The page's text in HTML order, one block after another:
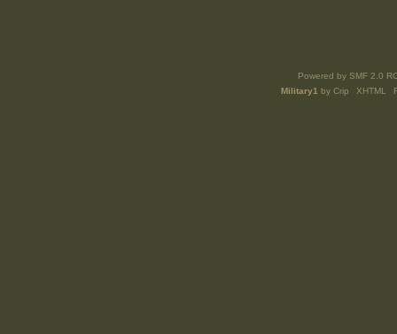
Powered by SMF 2.0
Military1 by Crip XHTML